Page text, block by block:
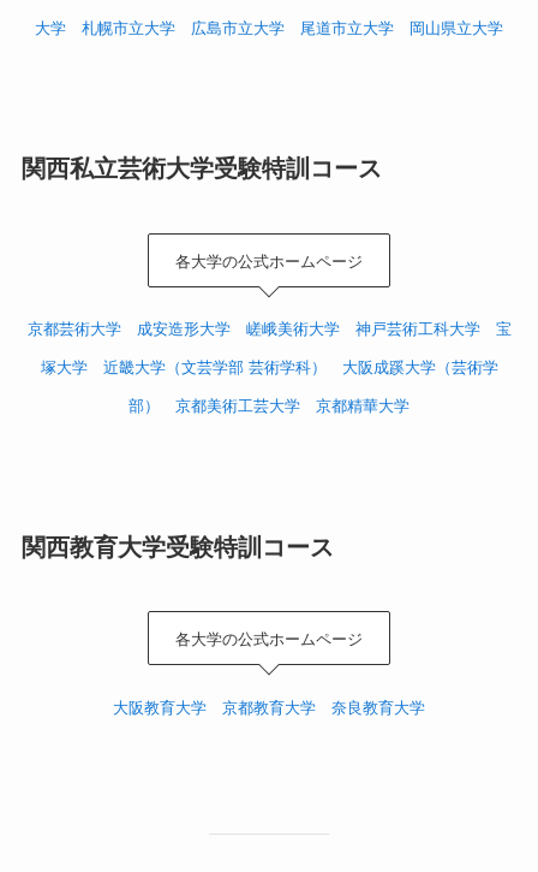
大学 札幌市立大学 広島市立大学 尾道市立大学 岡山県立大学
関西私立芸術大学受験特訓コース
各大学の公式ホームページ
京都芸術大学 成安造形大学 嵯峨美術大学 神戸芸術工科大学 宝
塚大学 近畿大学（文芸学部 芸術学科） 大阪成蹊大学（芸術学
部） 京都美術工芸大学 京都精華大学
関西教育大学受験特訓コース
各大学の公式ホームページ
大阪教育大学 京都教育大学 奈良教育大学